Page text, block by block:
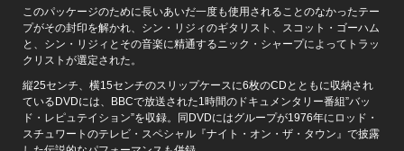
このパッケージのために長いあいだ一度も使用されることのなかったテー
プがその封印を解かれ、シン・リジィのギタリスト、スコット・ゴーハム
と、シン・リジィとその音楽に精通するニック・シャープによってトラッ
クリストが選定された。
縦25センチ、横15センチのスリップケースに6枚のCDとともに収納され
ているDVDには、BBCで放送された1時間のドキュメンタリー番組”バッ
ド・レピュテイション”を収録。同DVDにはグループが1976年にロッド・
スチュワートのテレビ・スペシャル『ナイト・オン・ザ・タウン』で披露